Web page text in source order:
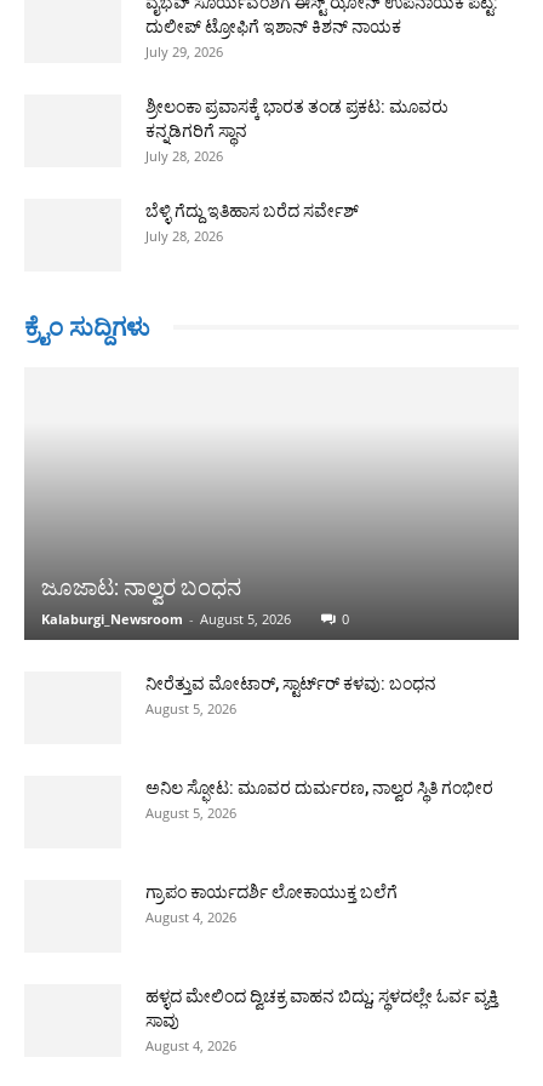
ದುಲೀಪ್ ಟ್ರೋಫಿಗೆ ಇಶಾನ್ ಕಿಶನ್ ನಾಯಕ
July 29, 2026
ಶ್ರೀಲಂಕಾ ಪ್ರವಾಸಕ್ಕೆ ಭಾರತ ತಂಡ ಪ್ರಕಟ: ಮೂವರು
ಕನ್ನಡಿಗರಿಗೆ ಸ್ಥಾನ
July 28, 2026
ಬೆಳ್ಳಿ ಗೆದ್ದು ಇತಿಹಾಸ ಬರೆದ ಸರ್ವೇಶ್
July 28, 2026
ಕ್ರೈಂ ಸುದ್ದಿಗಳು
ಜೂಜಾಟ: ನಾಲ್ವರ ಬಂಧನ
Kalaburgi_Newsroom - August 5, 2026 0
ನೀರೆತ್ತುವ ಮೋಟಾರ್, ಸ್ಟಾರ್ಟ್‍ರ್ ಕಳವು: ಬಂಧನ
August 5, 2026
ಅನಿಲ ಸ್ಫೋಟ: ಮೂವರ ದುರ್ಮರಣ, ನಾಲ್ವರ ಸ್ಥಿತಿ ಗಂಭೀರ
August 5, 2026
ಗ್ರಾಪಂ ಕಾರ್ಯದರ್ಶಿ ಲೋಕಾಯುಕ್ತ ಬಲೆಗೆ
August 4, 2026
ಹಳ್ಳದ ಮೇಲಿಂದ ದ್ವಿಚಕ್ರ ವಾಹನ ಬಿದ್ದು; ಸ್ಥಳದಲ್ಲೇ ಓರ್ವ ವ್ಯಕ್ತಿ
ಸಾವು
August 4, 2026